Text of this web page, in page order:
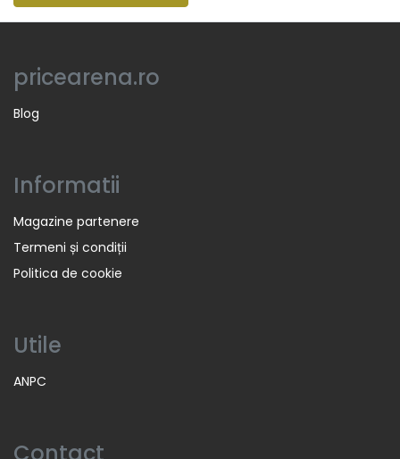
pricearena.ro
Blog
Informatii
Magazine partenere
Termeni și condiții
Politica de cookie
Utile
ANPC